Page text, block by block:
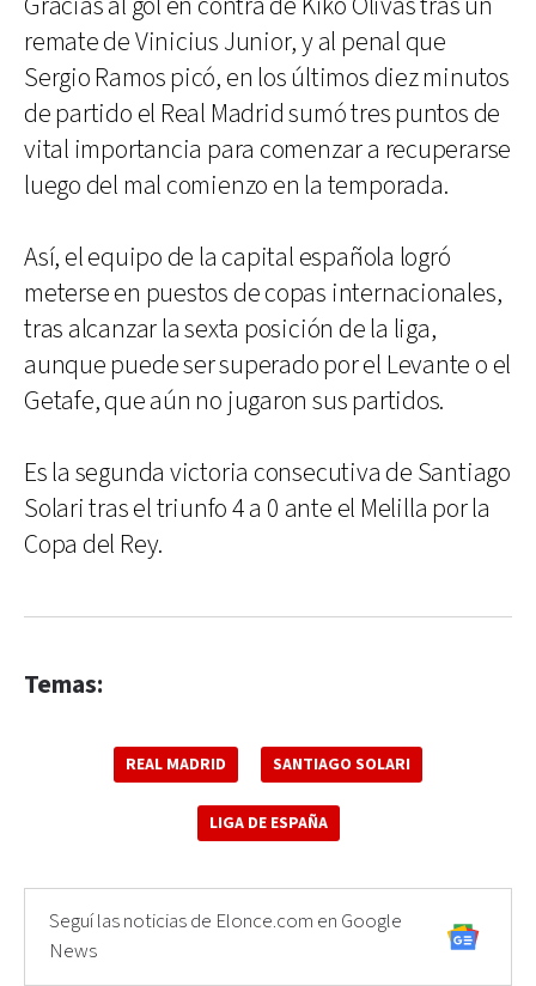
remate de Vinicius Junior, y al penal que
Sergio Ramos picó, en los últimos diez minutos
de partido el Real Madrid sumó tres puntos de
vital importancia para comenzar a recuperarse
luego del mal comienzo en la temporada.
Así, el equipo de la capital española logró
meterse en puestos de copas internacionales,
tras alcanzar la sexta posición de la liga,
aunque puede ser superado por el Levante o el
Getafe, que aún no jugaron sus partidos.
Es la segunda victoria consecutiva de Santiago
Solari tras el triunfo 4 a 0 ante el Melilla por la
Copa del Rey.
Temas:
REAL MADRID SANTIAGO SOLARI
LIGA DE ESPAÑA
Seguí las noticias de Elonce.com en Google
News